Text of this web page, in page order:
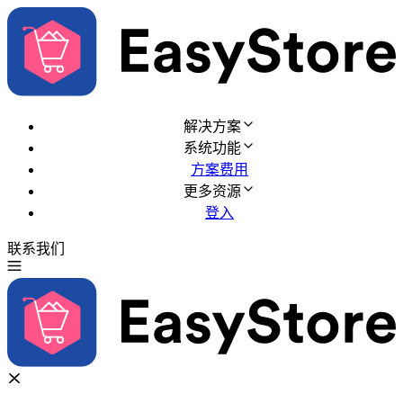
解决方案
系统功能
方案费用
更多资源
登入
联系我们